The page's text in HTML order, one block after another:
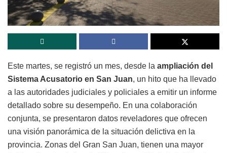
Este martes, se registró un mes, desde la ampliación del
Sistema Acusatorio en San Juan, un hito que ha llevado
a las autoridades judiciales y policiales a emitir un informe
detallado sobre su desempeño. En una colaboración
conjunta, se presentaron datos reveladores que ofrecen
una visión panorámica de la situación delictiva en la
provincia. Zonas del Gran San Juan, tienen una mayor